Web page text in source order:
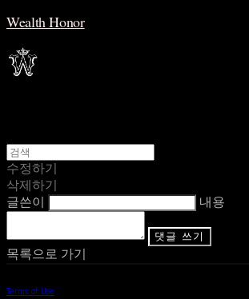
Wealth Honor
수정하기
삭제하기
글쓴이
내용
댓글 쓰기
목록으로 가기
Terms of Use